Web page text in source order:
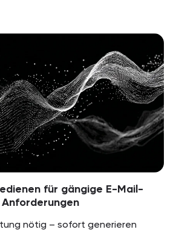
für gängige E-Mail-
Anforderungen
nötig – sofort generieren